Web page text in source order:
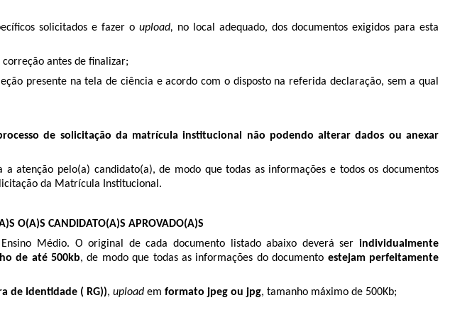
solicitados e fazer o upload, no local adequado, dos documentos exigidos para esta
antes de finalizar;
presente na tela de ciência e acordo com o disposto na referida declaração, sem a qual
de solicitação da matrícula institucional não podendo alterar dados ou anexar
atenção pelo(a) candidato(a), de modo que todas as informações e todos os documentos
da Matrícula Institucional.
O(A)S CANDIDATO(A)S APROVADO(A)S
Médio. O original de cada documento listado abaixo deverá ser individualmente
de até 500kb, de modo que todas as informações do documento estejam perfeitamente
de Identidade ( RG)), upload em formato jpeg ou jpg, tamanho máximo de 500Kb;